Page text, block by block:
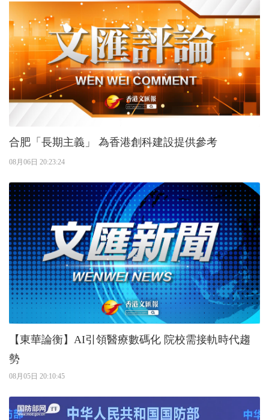
合肥「長期主義」 為香港創科建設提供參考
08月06日 20:23:24
【東華論衡】AI引領醫療數碼化 院校需接軌時代趨
勢
08月05日 20:10:45